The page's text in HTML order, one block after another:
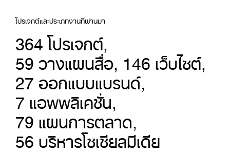
โปรเจกต์และประเภทงานที่ผ่านมา
364โปรเจกต์
59วางแผนสื่อ 146เว็บไซต์
27ออกแบบแบรนด์,
7แอพพลิเคชั่น,
79แผนการตลาด
56บริหารโซเซียลมีเดีย